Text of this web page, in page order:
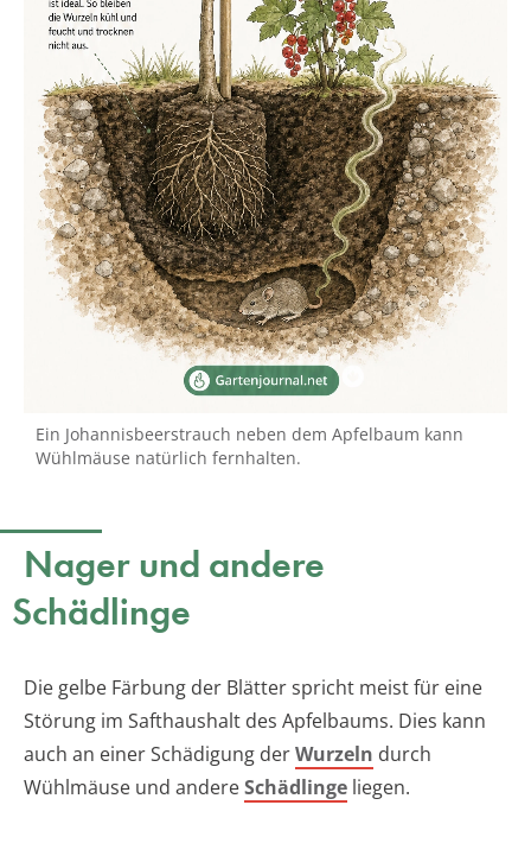
Ein Johannisbeerstrauch neben dem Apfelbaum kann
Wühlmäuse natürlich fernhalten.
Nager und andere
Schädlinge
Die gelbe Färbung der Blätter spricht meist für eine
Störung im Safthaushalt des Apfelbaums. Dies kann
auch an einer Schädigung derWurzeln durch
Wühlmäuse und andereSchädlinge liegen.